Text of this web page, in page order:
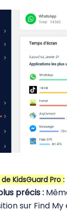
KidsGuard Pro :
précis :
sur Find